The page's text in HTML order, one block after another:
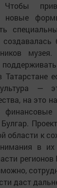
новые
музея.
―
на это
области к
в
даст